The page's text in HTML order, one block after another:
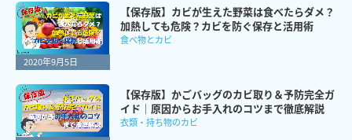
2020年9月5日
【保存版】カビが生えた野菜は食べたらダメ？
加熱しても危険？カビを防ぐ保存と活用術
食べ物とカビ
【保存版】かごバッグのカビ取り＆予防完全ガ
イド｜原因からお手入れのコツまで徹底解説
衣類・持ち物のカビ